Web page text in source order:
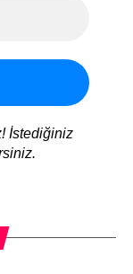
İstediğiniz